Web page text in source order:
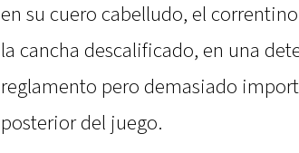
en su cuero cabelludo, el
la cancha descalificado, en una
reglamento pero demasiado
posterior del juego.